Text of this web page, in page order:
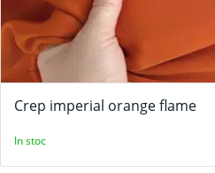
Crep imperial orange flame
In stoc